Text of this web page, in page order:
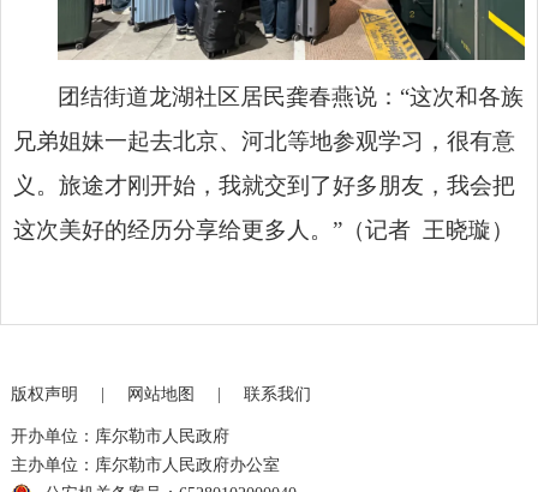
团结街道龙湖社区居民龚春燕说：“这次和各族
兄弟姐妹一起去北京、河北等地参观学习，很有意
义。旅途才刚开始，我就交到了好多朋友，我会把
这次美好的经历分享给更多人。”（记者 王晓璇）
版权声明 网站地图 联系我们
开办单位：库尔勒市人民政府
主办单位：库尔勒市人民政府办公室